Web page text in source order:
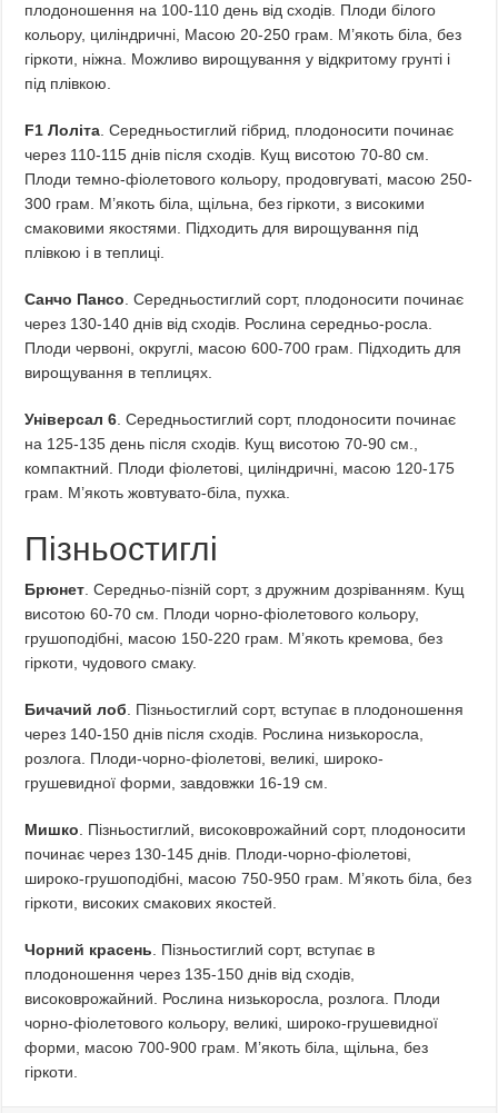
плодоношення на 100-110 день від сходів. Плоди білого
кольору, циліндричні, Масою 20-250 грам. М’якоть біла, без
гіркоти, ніжна. Можливо вирощування у відкритому грунті і
під плівкою.
F1 Лоліта . Середньостиглий гібрид, плодоносити починає
через 110-115 днів після сходів. Кущ висотою 70-80 см.
Плоди темно-фіолетового кольору, продовгуваті, масою 250-
300 грам. М’якоть біла, щільна, без гіркоти, з високими
смаковими якостями. Підходить для вирощування під
плівкою і в теплиці.
Санчо Пансо . Середньостиглий сорт, плодоносити починає
через 130-140 днів від сходів. Рослина середньо-росла.
Плоди червоні, округлі, масою 600-700 грам. Підходить для
вирощування в теплицях.
Універсал 6 . Середньостиглий сорт, плодоносити починає
на 125-135 день після сходів. Кущ висотою 70-90 см.,
компактний. Плоди фіолетові, циліндричні, масою 120-175
грам. М’якоть жовтувато-біла, пухка.
Пізньостиглі
Брюнет . Середньо-пізній сорт, з дружним дозріванням. Кущ
висотою 60-70 см. Плоди чорно-фіолетового кольору,
грушоподібні, масою 150-220 грам. М’якоть кремова, без
гіркоти, чудового смаку.
Бичачий лоб . Пізньостиглий сорт, вступає в плодоношення
через 140-150 днів після сходів. Рослина низькоросла,
розлога. Плоди-чорно-фіолетові, великі, широко-
грушевидної форми, завдовжки 16-19 см.
Мишко . Пізньостиглий, високоврожайний сорт, плодоносити
починає через 130-145 днів. Плоди-чорно-фіолетові,
широко-грушоподібні, масою 750-950 грам. М’якоть біла, без
гіркоти, високих смакових якостей.
Чорний красень . Пізньостиглий сорт, вступає в
плодоношення через 135-150 днів від сходів,
високоврожайний. Рослина низькоросла, розлога. Плоди
чорно-фіолетового кольору, великі, широко-грушевидної
форми, масою 700-900 грам. М’якоть біла, щільна, без
гіркоти.